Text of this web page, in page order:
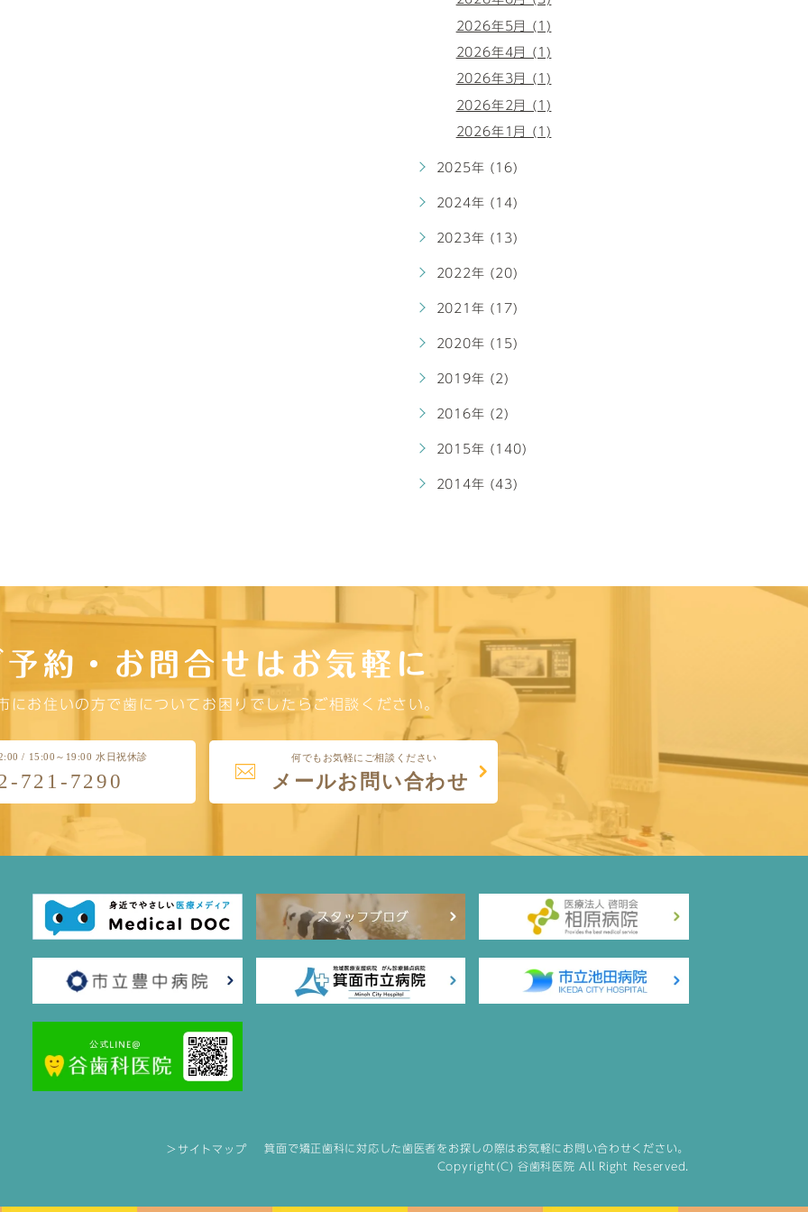
2026年5月 (1)
2026年4月 (1)
2026年3月 (1)
2026年2月 (1)
2026年1月 (1)
2025年 (16)
2024年 (14)
2023年 (13)
2022年 (20)
2021年 (17)
2020年 (15)
2019年 (2)
2016年 (2)
2015年 (140)
2014年 (43)
予約・お問合せはお気軽に
にお住いの方で歯についてお困りでしたらご相談ください。
＞サイトマップ
箕面で矯正歯科に対応した歯医者をお探しの際はお気軽にお問い合わせください。
Copyright(C) 谷歯科医院 All Right Reserved.